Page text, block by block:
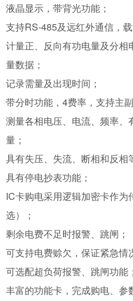
液晶显示，带背光功能；
支持RS-485及远红外通信，
计量正、反向有功电量及分
量数据；
记录需量及出现时间；
带分时功能，4费率，支持主
测量各相电压、电流、频率
量；
具有失压、失流、断相和反相
具有停电抄表功能；
IC卡购电采用逻辑加密卡作
选）；
剩余电费不足时报警、跳闸；
可支持电费赊欠，保证紧急情
可选配超负荷报警、跳闸功能；
丰富的功能卡，完成购电、